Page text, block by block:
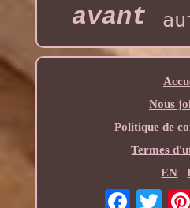
avant
Nous
Politique de
Termes
EN